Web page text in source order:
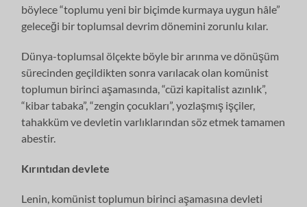
böylece “toplumu yeni bir biçimde kurmaya uygun hâle”
geleceği bir toplumsal devrim dönemini zorunlu kılar.
Dünya-toplumsal ölçekte böyle bir arınma ve dönüşüm
sürecinden geçildikten sonra varılacak olan komünist
toplumun birinci aşamasında, “cüzi kapitalist azınlık”,
“kibar tabaka”, “zengin çocukları”, yozlaşmış işçiler,
tahakküm ve devletin varlıklarından söz etmek tamamen
abestir.
Kırıntıdan devlete
Lenin, komünist toplumun birinci aşamasına devleti